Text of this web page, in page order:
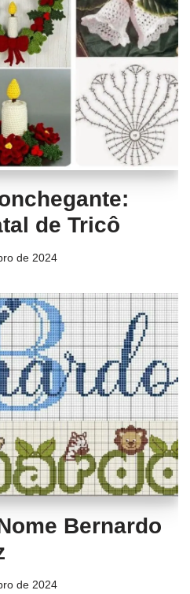
de Tricô
de 2024
Bernardo
de 2024